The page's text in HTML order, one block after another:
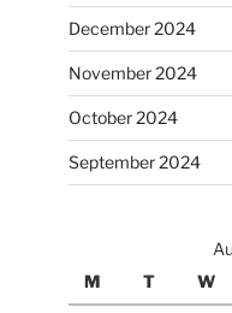
December 2024
November 2024
October 2024
September 2024
M
T W